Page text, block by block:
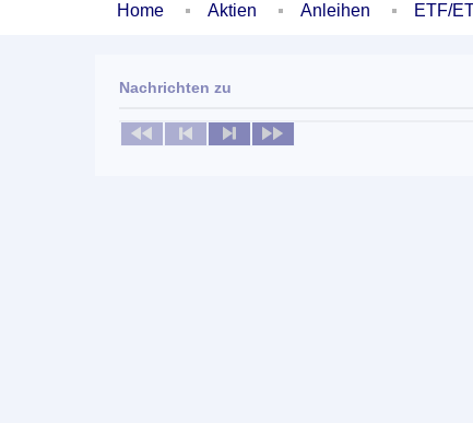
Home Aktien Anleihen ETF/
Nachrichten zu
Keine News verfügbar